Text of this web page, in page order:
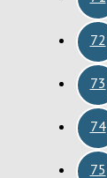
72
73
74
75